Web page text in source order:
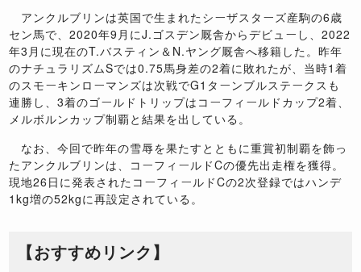
アンクルブリンは英国で生まれたシーザスターズ産駒の6歳
セン馬で、2020年9月にJ.ゴスデン厩舎からデビューし、2022
年3月に現在のT.バスティン＆N.ヤング厩舎へ移籍した。昨年
のナチュラリズムSでは0.75馬身差の2着に敗れたが、当時1着
のスモーキンローマンズは次戦でG1ターンブルステークスも
連勝し、3着のゴールドトリップはコーフィールドカップ2着、
メルボルンカップ制覇と結果を出している。
なお、今回で昨年の雪辱を果たすとともに重賞初制覇を飾っ
たアンクルブリンは、コーフィールドCの優先出走権を獲得。
現地26日に発表されたコーフィールドCの2次登録ではハンデ
1kg増の52kgに再設定されている。
【おすすめリンク】